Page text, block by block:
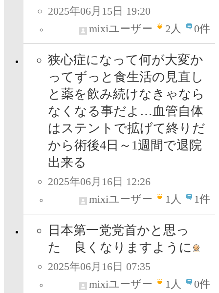
2025年06月15日 19:20
mixiユーザー
2人 0件
狭心症になって何が大変か
ってずっと食生活の見直し
と薬を飲み続けなきゃなら
なくなる事だよ…血管自体
はステントで拡げて終りだ
から術後4日～1週間で退院
出来る
2025年06月16日 12:26
mixiユーザー
1人 1件
日本第一党党首かと思っ
た 良くなりますように
2025年06月16日 07:35
mixiユーザー
1人 0件